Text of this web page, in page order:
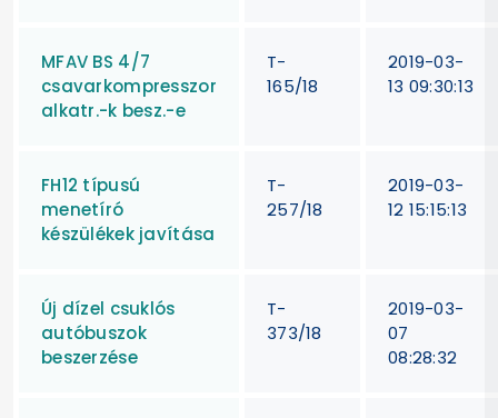
MFAV BS 4/7
csavarkompresszor
alkatr.-k besz.-e
T-
165/18
2019-03-
13 09:30:13
FH12 típusú
menetíró
készülékek javítása
T-
257/18
2019-03-
12 15:15:13
Új dízel csuklós
autóbuszok
beszerzése
T-
373/18
2019-03-
07
08:28:32